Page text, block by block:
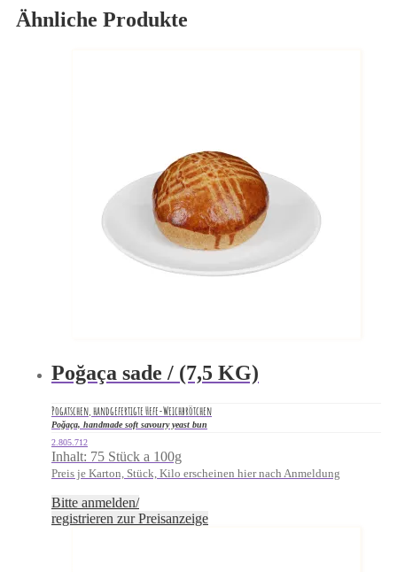
Ähnliche Produkte
Poğaça sade / (7,5 KG)
Pogatschen, handgefertigte Hefe-Weichbrötchen
Poğaça, handmade soft savoury yeast bun
2.805.712
Inhalt: 75 Stück a 100g
Preis je Karton, Stück, Kilo erscheinen hier nach Anmeldung
Bitte anmelden/
registrieren zur Preisanzeige